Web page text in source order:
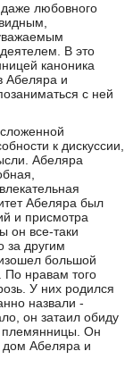
любовного
В это
каноника
Абеляра и
с ней
к дискуссии,
Абеляра
Абеляра был
и присмотра
он все-таки
за другим
большой
По нравам того
У них родился
назвали -
он затаил обиду
племянницы. Он
дом Абеляра и